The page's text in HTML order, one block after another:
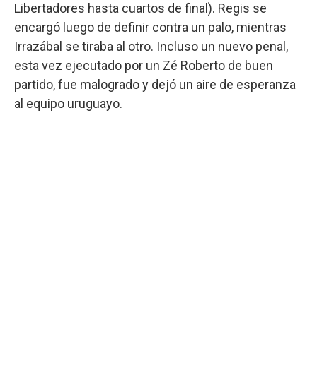
Libertadores hasta cuartos de final). Regis se
encargó luego de definir contra un palo, mientras
Irrazábal se tiraba al otro. Incluso un nuevo penal,
esta vez ejecutado por un Zé Roberto de buen
partido, fue malogrado y dejó un aire de esperanza
al equipo uruguayo.